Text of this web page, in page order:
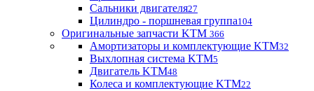
Сальники двигателя27
Цилиндро - поршневая группа104
Оригинальные запчасти KTM 366
Амортизаторы и комплектующие KTM32
Выхлопная система KTM5
Двигатель KTM48
Колеса и комплектующие KTM22